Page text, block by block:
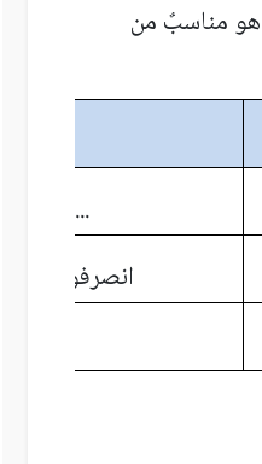
هو مناسبٌ من
انصرفوا عن